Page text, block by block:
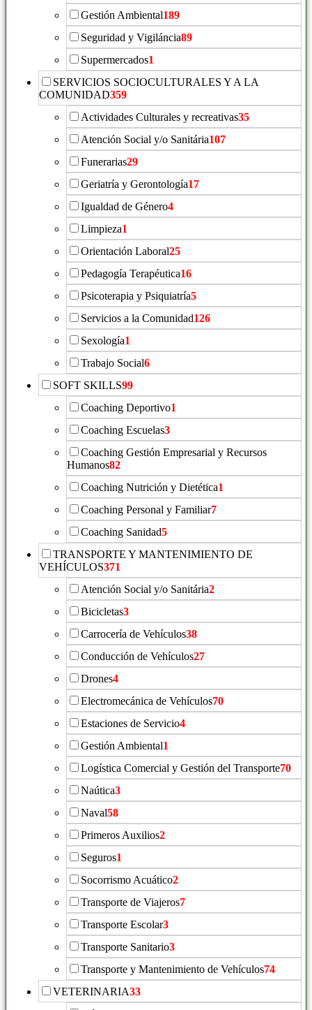
Gestión Ambiental189
Seguridad y Vigiláncia89
Supermercados1
SERVICIOS SOCIOCULTURALES Y A LA
COMUNIDAD359
Actividades Culturales y recreativas35
Atención Social y/o Sanitária107
Funerarias29
Geriatría y Gerontología17
Igualdad de Género4
Limpieza1
Orientación Laboral25
Pedagogía Terapéutica16
Psicoterapia y Psiquiatría5
Servicios a la Comunidad126
Sexología1
Trabajo Social6
SOFT SKILLS99
Coaching Deportivo1
Coaching Escuelas3
Coaching Gestión Empresarial y Recursos
Humanos82
Coaching Nutrición y Dietética1
Coaching Personal y Familiar7
Coaching Sanidad5
TRANSPORTE Y MANTENIMIENTO DE
VEHÍCULOS371
Atención Social y/o Sanitária2
Bicicletas3
Carrocería de Vehículos38
Conducción de Vehículos27
Drones4
Electromecánica de Vehículos70
Estaciones de Servicio4
Gestión Ambiental1
Logística Comercial y Gestión del Transporte70
Naútica3
Naval58
Primeros Auxilios2
Seguros1
Socorrismo Acuático2
Transporte de Viajeros7
Transporte Escolar3
Transporte Sanitario3
Transporte y Mantenimiento de Vehículos74
VETERINARIA33